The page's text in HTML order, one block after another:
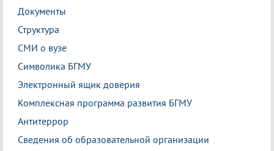
Документы
Структура
СМИ о вузе
Символика БГМУ
Электронный ящик доверия
Комплексная программа развития БГМУ
Антитеррор
Сведения об образовательной организации